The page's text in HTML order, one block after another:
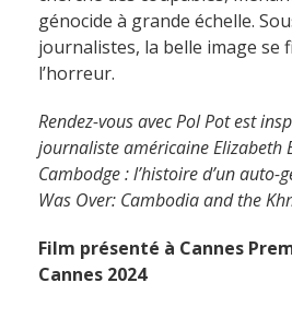
génocide à grande échelle.
journalistes, la belle image se
l’horreur.
Rendez-vous avec Pol Pot est
journaliste américaine Elizabeth
Cambodge : l’histoire d’un auto-
Was Over: Cambodia and the
Film présenté à Cannes
Cannes 2024